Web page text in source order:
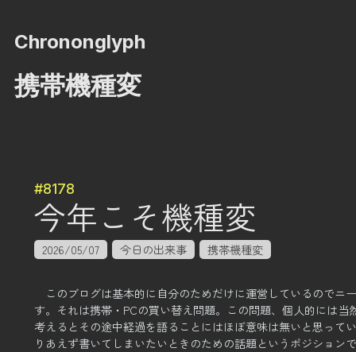
Chrononglyph
携帯機種変
#8178
今年こそ機種変
2026/05/07 今日の出来事 携帯機種変
このブログは基本的に自分のためだけに運営しているのでニ
す。 それは携帯・PCの買い替え問題。 この問題、個人的には
考えるとその途中経過を語ることにはほぼ意味は無いと思って
りあえず書いてしまいたいときのための話題というポジション